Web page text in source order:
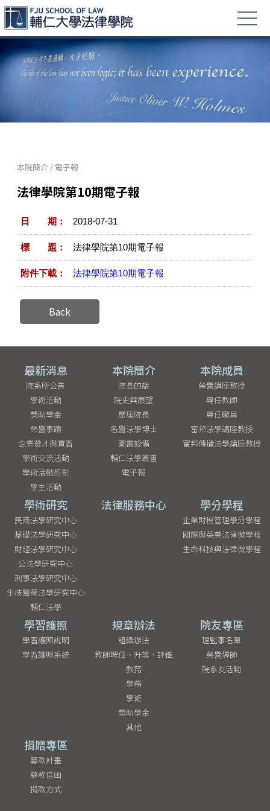
本院簡介 / 電子報
法律學院第10期電子報
日 期： 2018-07-31
標 題： 法律學院第10期電子報
附件下載： 法律學院第10期電子報
Back
最新消息
院系所公告
學術活動
獎助學金
榮譽事蹟
企業徵才與實習
學術交流活動
學術活動剪影
學生活動
本院簡介
院長的話
院史與展望
歷屆院長
名譽法學博士
圖書設備
輔仁法學叢書
電子報
本院成員
榮譽講座教授
專任教師
專任職員
富邦法學講座教授
富邦傳播法學講座教授
學術研究
民商法學研究中心
基礎法學研究中心
財經法學研究中心
公法學研究中心
刑事法學研究中心
生技醫藥法學研究中心
輔仁法學
法律服務中心 學分學程
企業財稅管理學分學程
國際與英美法律微學程
生命科技與法律微學程
學習護照
學習護照說明
學習護照系統
規章辦法
組織辦法
教師聘任、升等、評鑑
教務
學務
學術
獎助學金
其他
院友專區
理監事名單
榮譽導師
院系友活動
捐贈專區
募款計畫
募款信函
捐款方式